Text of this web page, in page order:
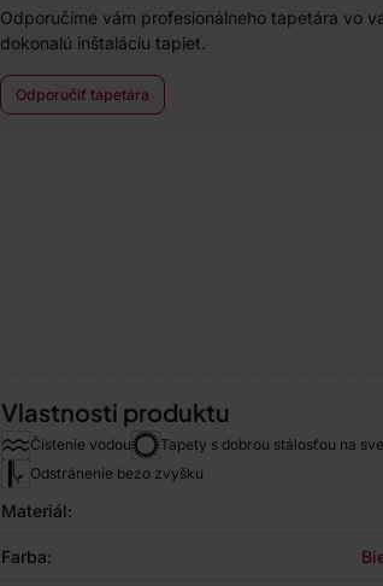
Odporučíme vám profesionálneho tapetára vo
dokonalú inštaláciu tapiet.
Odporučiť tapetára
Vlastnosti produktu
Čistenie vodou Tapety s dobrou stálosťou na
Odstránenie bezo zvyšku
Materiál:
Farba: